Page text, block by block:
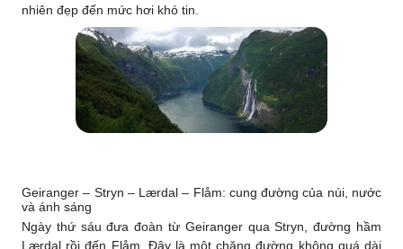
nhiên đẹp đến mức hơi khó tin.
Geiranger – Stryn – Lærdal – Flåm: cung đường của núi, nước
và ánh sáng
Ngày thứ sáu đưa đoàn từ Geiranger qua Stryn, đường hầm
Lærdal rồi đến Flåm. Đây là một chặng đường không quá dài